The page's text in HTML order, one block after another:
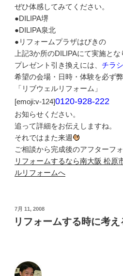
ぜひ体感してみてください。
●DILIPA堺
●DILIPA泉北
●リフォームプラザはびきの
上記3か所のDILIPAにて実施とな
プレゼント引き換えには、 チラシ
希望の会場・日時・体験を必ず弊
「リブウェルリフォーム」
[emoji:v-124]0120-928-222
お知らせください。
追って詳細をお伝えしますね。
それではまた来週
ご相談から完成後のアフターフ
リフォームするなら南大阪 松原
ルリフォームへ
投
稿
日:
7月 11, 2008
リフォームする時に考え